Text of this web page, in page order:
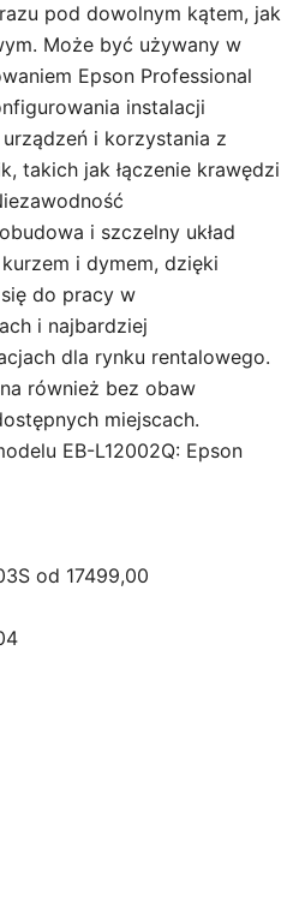
pod dowolnym kątem, jak
Może być używany w
Epson Professional
instalacji
i korzystania z
takich jak łączenie krawędzi
i szczelny układ
i dymem, dzięki
do pracy w
i najbardziej
dla rynku rentalowego.
również bez obaw
miejscach.
EB-L12002Q: Epson
od 17499,00